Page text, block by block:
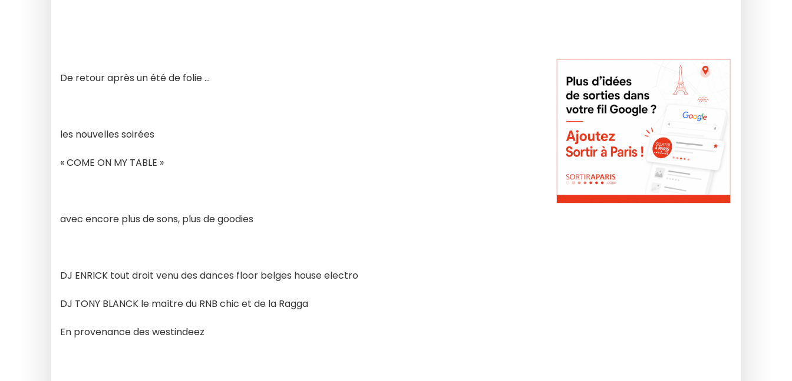
De retour après un été de folie …
les nouvelles soirées
« COME ON MY TABLE »
avec encore plus de sons, plus de goodies
DJ ENRICK tout droit venu des dances floor belges house electro
DJ TONY BLANCK le maître du RNB chic et de la Ragga
En provenance des westindeez